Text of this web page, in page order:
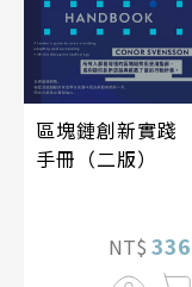
區塊鏈創新實踐
手冊（二版）
NT$ 336